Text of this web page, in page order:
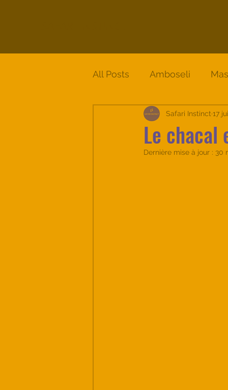
All Posts Amboseli
Circuit Solio - Samburu -
Le
Safari Instinct 17
Dernière mise à jour : 30